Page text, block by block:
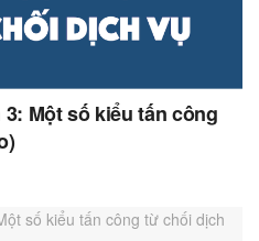
3: Một số kiểu tấn công